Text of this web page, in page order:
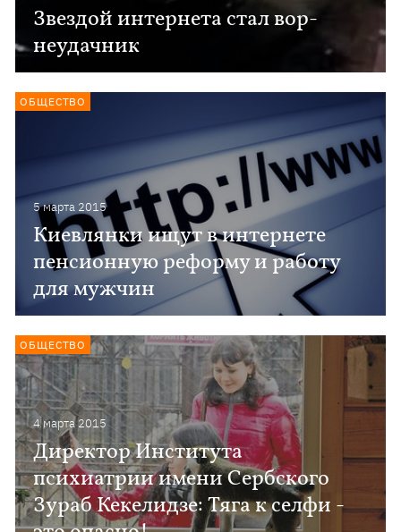
Звездой интернета стал вор-
неудачник
5 марта 2015
Киевлянки ищут в интернете
пенсионную реформу и работу
для мужчин
ОБЩЕСТВО
4 марта 2015
Директор Института
психиатрии имени Сербского
Зураб Кекелидзе: Тяга к селфи -
ОБЩЕСТВО